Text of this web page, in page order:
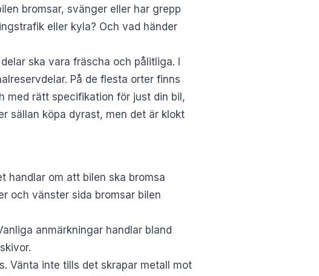
bromsar, svänger eller har grepp
eller kyla? Och vad händer
ska vara fräscha och pålitliga. I
På de flesta orter finns
med rätt specifikation för just din bil,
sällan köpa dyrast, men det är klokt
handlar om att bilen ska bromsa
och vänster sida bromsar bilen
anmärkningar handlar bland
Vänta inte tills det skrapar metall mot